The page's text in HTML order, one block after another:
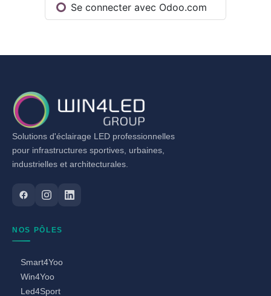
Se connecter avec Odoo.com
Solutions d'éclairage LED professionnelles
pour infrastructures sportives, urbaines,
industrielles et architecturales.
NOS PÔLES
Smart4Yoo
Win4Yoo
Led4Sport